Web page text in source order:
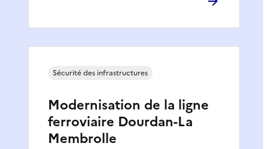
Modernisation de la ligne
ferroviaire Dourdan-La
Membrolle
Sécurité des infrastructures